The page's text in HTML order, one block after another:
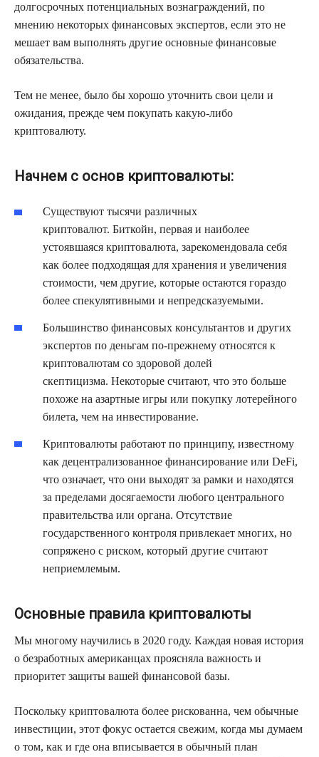
долгосрочных потенциальных вознаграждений, по
мнению некоторых финансовых экспертов, если это не
мешает вам выполнять другие основные финансовые
обязательства.
Тем не менее, было бы хорошо уточнить свои цели и
ожидания, прежде чем покупать какую-либо
криптовалюту.
Начнем с основ криптовалюты:
Существуют тысячи различных
криптовалют. Биткойн, первая и наиболее
устоявшаяся криптовалюта, зарекомендовала себя
как более подходящая для хранения и увеличения
стоимости, чем другие, которые остаются гораздо
более спекулятивными и непредсказуемыми.
Большинство финансовых консультантов и других
экспертов по деньгам по-прежнему относятся к
криптовалютам со здоровой долей
скептицизма. Некоторые считают, что это больше
похоже на азартные игры или покупку лотерейного
билета, чем на инвестирование.
Криптовалюты работают по принципу, известному
как децентрализованное финансирование или DeFi,
что означает, что они выходят за рамки и находятся
за пределами досягаемости любого центрального
правительства или органа. Отсутствие
государственного контроля привлекает многих, но
сопряжено с риском, который другие считают
неприемлемым.
Основные правила криптовалюты
Мы многому научились в 2020 году. Каждая новая история
о безработных американцах проясняла важность и
приоритет защиты вашей финансовой базы.
Поскольку криптовалюта более рискованна, чем обычные
инвестиции, этот фокус остается свежим, когда мы думаем
о том, как и где она вписывается в обычный план